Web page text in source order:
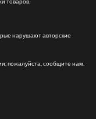
нарушают авторские
пожалуйста, сообщите нам.